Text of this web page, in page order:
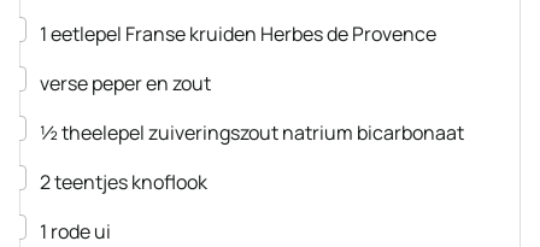
▢
1eetlepel Franse kruiden Herbes de Provence
▢
verse peper en zout
▢
½theelepelzuiveringszoutnatrium bicarbonaat
▢
2teentjes knoflook
▢
1 rode ui